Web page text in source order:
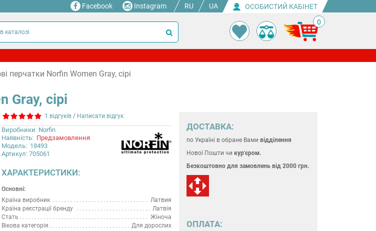
Facebook Instagram RU UA ОСОБИСТИЙ КАБІНЕТ
0
перчатки Norfin Women Gray, сірі
Gray, сірі
1 відгуків / Написати відгук
Виробники Norfin
Наявність: Предзамовлення
Модель: 18493
Артикул: 705061
ХАРАКТЕРИСТИКИ:
Основні:
Країна виробник
Латвия
Країна реєстрації бренду
Латвія
Стать
Жіноча
Вікова категорія
Для дорослих
ДОСТАВКА:
по Україні в обране Вами відділення
Нової Пошти чи кур'єром.
Безкоштовно для замовленьвід 2000 грн.
ОПЛАТА: